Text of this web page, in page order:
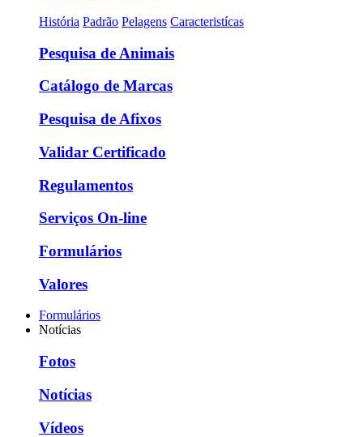
História Padrão Pelagens Caracteristícas
Pesquisa de Animais
Catálogo de Marcas
Pesquisa de Afixos
Validar Certificado
Regulamentos
Serviços On-line
Formulários
Valores
Formulários
Notícias
Fotos
Notícias
Vídeos